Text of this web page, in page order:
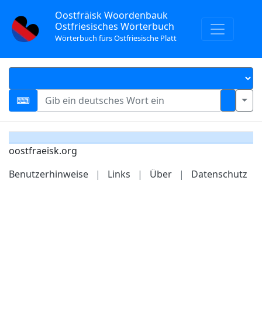
Oostfräisk Woordenbauk
Ostfriesisches Wörterbuch
Wörterbuch fürs Ostfriesische Platt
oostfraeisk.org
Benutzerhinweise
| Links | Über | Datenschutz